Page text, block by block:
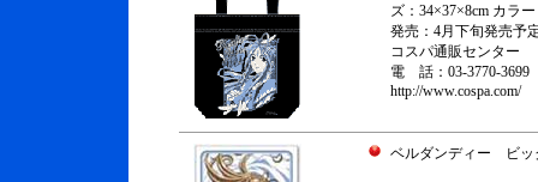
ズ：34×37×8cm カラ
発売：4月下旬発売予
コスパ通販センター
電 話：03-3770-3699
http://www.cospa.com/
ベルダンディー ビッ